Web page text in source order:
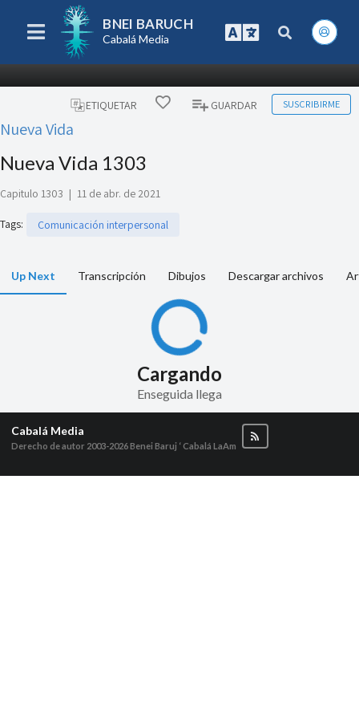
BNEI BARUCH
Cabalá Media
ETIQUETAR GUARDAR SUSCRIBIRME
Nueva Vida
Nueva Vida 1303
Capitulo 1303 | 11 de abr. de 2021
Tags: Comunicación interpersonal
Up Next Transcripción Dibujos Descargar archivos
Cargando
Enseguida llega
Cabalá Media
Derecho de autor 2003-2026Benei Baruj ‘ Cabalá LaAm